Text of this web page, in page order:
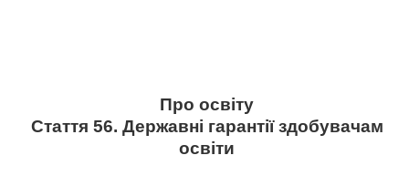
Про освіту
Стаття 56. Державні гарантії здобувачам
освіти